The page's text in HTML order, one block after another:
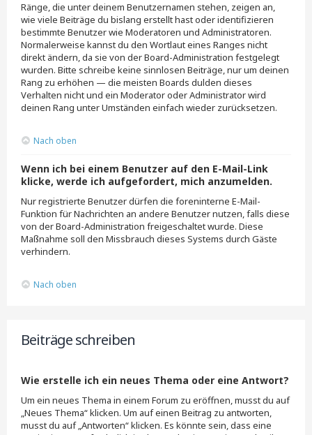
Ränge, die unter deinem Benutzernamen stehen, zeigen an,
wie viele Beiträge du bislang erstellt hast oder identifizieren
bestimmte Benutzer wie Moderatoren und Administratoren.
Normalerweise kannst du den Wortlaut eines Ranges nicht
direkt ändern, da sie von der Board-Administration festgelegt
wurden. Bitte schreibe keine sinnlosen Beiträge, nur um deinen
Rang zu erhöhen — die meisten Boards dulden dieses
Verhalten nicht und ein Moderator oder Administrator wird
deinen Rang unter Umständen einfach wieder zurücksetzen.
Nach oben
Wenn ich bei einem Benutzer auf den E-Mail-Link
klicke, werde ich aufgefordert, mich anzumelden.
Nur registrierte Benutzer dürfen die foreninterne E-Mail-
Funktion für Nachrichten an andere Benutzer nutzen, falls diese
von der Board-Administration freigeschaltet wurde. Diese
Maßnahme soll den Missbrauch dieses Systems durch Gäste
verhindern.
Nach oben
Beiträge schreiben
Wie erstelle ich ein neues Thema oder eine Antwort?
Um ein neues Thema in einem Forum zu eröffnen, musst du auf
„Neues Thema“ klicken. Um auf einen Beitrag zu antworten,
musst du auf „Antworten“ klicken. Es könnte sein, dass eine